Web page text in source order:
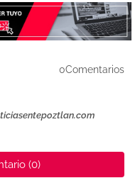
0Comentarios
(0)